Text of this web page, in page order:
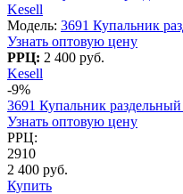
Kesell
Модель: 3691 Купальник
Узнать оптовую цену
РРЦ: 2 400 руб.
Kesell
-9%
3691 Купальник
Узнать оптовую цену
РРЦ:
2910
2 400 руб.
Купить